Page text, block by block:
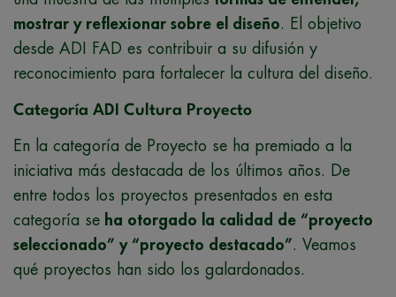
mostrar y reflexionar sobre el diseño. El objetivo
desde ADI FAD es contribuir a su difusión y
reconocimiento para fortalecer la cultura del diseño.
Categoría ADI Cultura Proyecto
En la categoría de Proyecto se ha premiado a la
iniciativa más destacada de los últimos años. De
entre todos los proyectos presentados en esta
categoría se ha otorgado la calidad de “proyecto
seleccionado” y “proyecto destacado”. Veamos
qué proyectos han sido los galardonados.